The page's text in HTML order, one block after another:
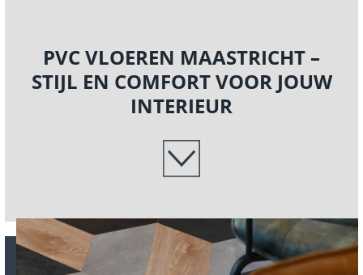
PVC VLOEREN MAASTRICHT –
STIJL EN COMFORT VOOR JOUW
INTERIEUR